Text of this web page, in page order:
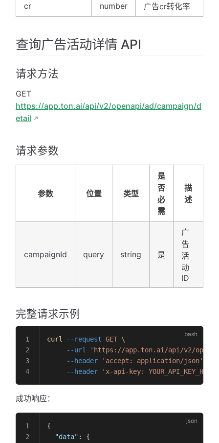
cr number 广告cr转化率
查询广告活动详情 API
请求方法
GET
https://app.ton.ai/api/v2/openapi/ad/campaign/d
etail
请求参数
参数 位置 类型
是
否
必
需
描
述
campaignId query string 是
广
告
活
动
ID
完整请求示例
curl --request GET \
     --url
'https://app.ton.ai/api/v2/openapi/
     --header
'accept: application/json'
     --header
'x-api-key: YOUR_API_KEY_HERE'
成功响应：
{
  "data"
: {